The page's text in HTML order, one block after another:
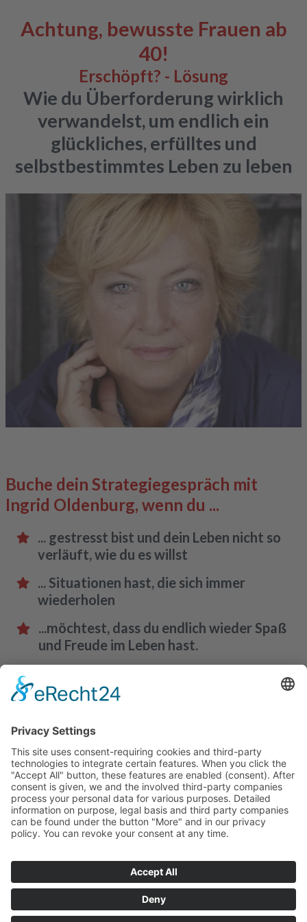
Achtung, bewusste Frauen ab
40!
Erschöpft? - Lösung
Wie du Überforderung wirklich
verwandelst, um endlich ein
glückliches, erfülltes und
selbstbestimmtes Leben zu leben
Buche dein Strategiegespräch mit
Ingrid Oldenburg, wenn du ...
... gestresst bist und dein Leben nicht so
verläuft, wie du es willst
... Situationen hast, die sich immer
wiederholen
...möchtest, dass du endlich wieder Spaß
und Freude im Leben hast.
Damit du das Leben hast, das du dir immer
erträumt hast.
Ja, ich will endlich
mein Leben leben